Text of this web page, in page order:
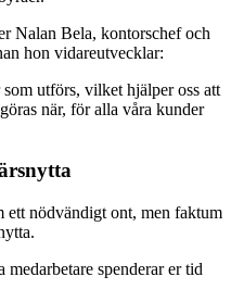
Nalan Bela, kontorschef och
hon vidareutvecklar:
utförs, vilket hjälper oss att
när, för alla våra kunder
ett nödvändigt ont, men faktum
spenderar er tid